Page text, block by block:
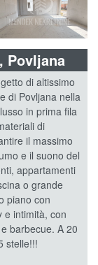
Povljana
di altissimo
di Povljana nella
in prima fila
di
il massimo
e il suono del
appartamenti
o grande
piano con
e intimità, con
barbecue. A 20
stelle!!!